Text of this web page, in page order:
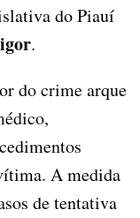
do Piauí
.
do crime arque
A medida
de tentativa